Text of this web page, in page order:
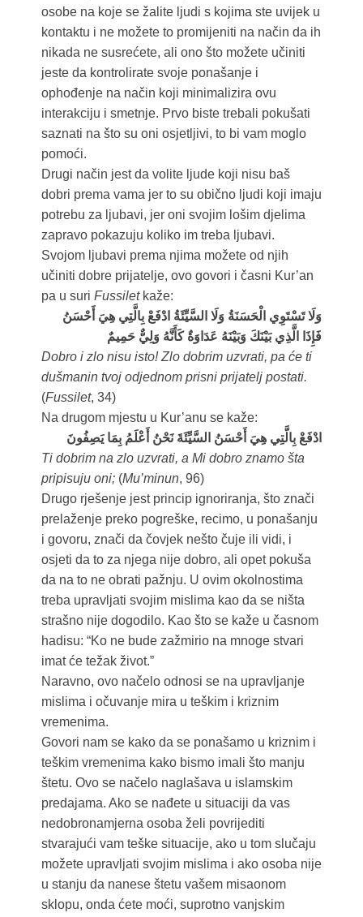
osobe na koje se žalite ljudi s kojima ste uvijek u
kontaktu i ne možete to promijeniti na način da ih
nikada ne susrećete, ali ono što možete učiniti
jeste da kontrolirate svoje ponašanje i
ophođenje na način koji minimalizira ovu
interakciju i smetnje. Prvo biste trebali pokušati
saznati na što su oni osjetljivi, to bi vam moglo
pomoći.
Drugi način jest da volite ljude koji nisu baš
dobri prema vama jer to su obično ljudi koji imaju
potrebu za ljubavi, jer oni svojim lošim djelima
zapravo pokazuju koliko im treba ljubavi.
Svojom ljubavi prema njima možete od njih
učiniti dobre prijatelje, ovo govori i časni Kur’an
pa u suri Fussiletkaže:
وَلَا تَسْتَوِي الْحَسَنَةُ وَلَا السَّيِّئَةُ ادْفَعْ بِالَّتِي هِيَ أَحْسَنُ
فَإِذَا الَّذِي بَيْنَكَ وَبَيْنَهُ عَدَاوَةٌ كَأَنَّهُ وَلِيٌّ حَمِيمٌ
Dobro i zlo nisu isto! Zlo dobrim uzvrati, pa će ti
dušmanin tvoj odjednom prisni prijatelj postati.
(Fussilet, 34)
Na drugom mjestu u Kur’anu se kaže:
ادْفَعْ بِالَّتِي هِيَ أَحْسَنُ السَّيِّئَةَ نَحْنُ أَعْلَمُ بِمَا يَصِفُونَ
Ti dobrim na zlo uzvrati, a Mi dobro znamo šta
pripisuju oni;(Mu’minun, 96)
Drugo rješenje jest princip ignoriranja, što znači
prelaženje preko pogreške, recimo, u ponašanju
i govoru, znači da čovjek nešto čuje ili vidi, i
osjeti da to za njega nije dobro, ali opet pokuša
da na to ne obrati pažnju. U ovim okolnostima
treba upravljati svojim mislima kao da se ništa
strašno nije dogodilo. Kao što se kaže u časnom
hadisu: “Ko ne bude zažmirio na mnoge stvari
imat će težak život.”
Naravno, ovo načelo odnosi se na upravljanje
mislima i očuvanje mira u teškim i kriznim
vremenima.
Govori nam se kako da se ponašamo u kriznim i
teškim vremenima kako bismo imali što manju
štetu. Ovo se načelo naglašava u islamskim
predajama. Ako se nađete u situaciji da vas
nedobronamjerna osoba želi povrijediti
stvarajući vam teške situacije, ako u tom slučaju
možete upravljati svojim mislima i ako osoba nije
u stanju da nanese štetu vašem misaonom
sklopu, onda ćete moći, suprotno vanjskim